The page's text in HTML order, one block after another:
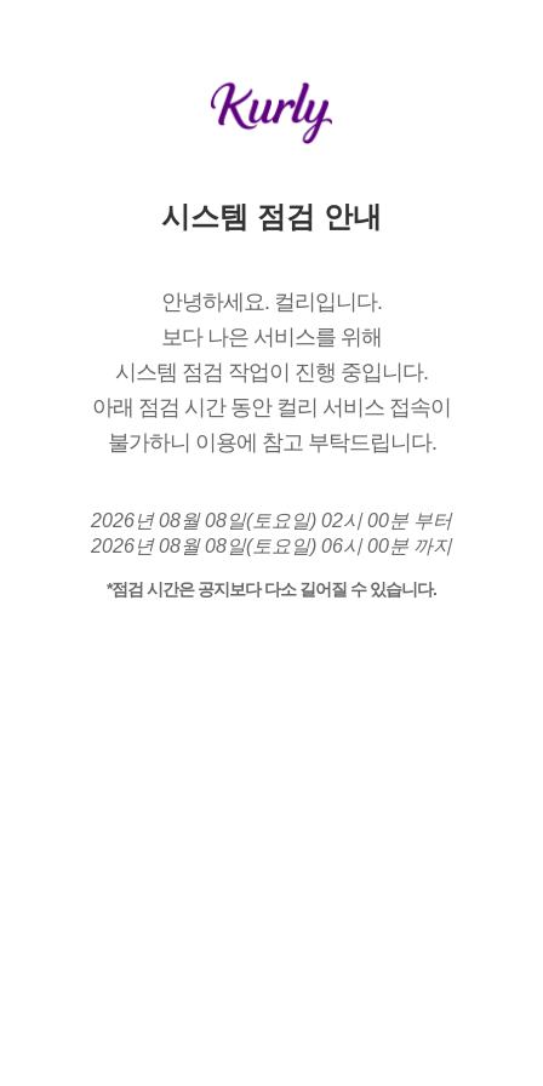
시스템 점검 안내
안녕하세요. 컬리입니다.
보다 나은 서비스를 위해
시스템 점검 작업이 진행 중입니다.
아래 점검 시간 동안 컬리 서비스 접속이
불가하니 이용에 참고 부탁드립니다.
2026년 08월 08일(토요일) 02시 00분 부터
2026년 08월 08일(토요일) 06시 00분 까지
*점검 시간은 공지보다 다소 길어질 수 있습니다.